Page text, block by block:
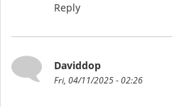
Reply
Daviddop
Fri, 04/11/2025 - 02:26